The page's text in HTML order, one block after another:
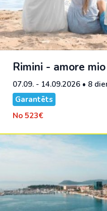
Rimini - amore mio
07.09. - 14.09.2026 • 8
Garantēts
No 523€